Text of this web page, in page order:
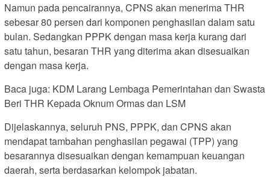
Namun pada pencairannya, CPNS akan menerima THR
sebesar 80 persen dari komponen penghasilan dalam satu
bulan. Sedangkan PPPK dengan masa kerja kurang dari
satu tahun, besaran THR yang diterima akan disesuaikan
dengan masa kerja.
Baca juga: KDM Larang Lembaga Pemerintahan dan Swasta
Beri THR Kepada Oknum Ormas dan LSM
Dijelaskannya, seluruh PNS, PPPK, dan CPNS akan
mendapat tambahan penghasilan pegawai (TPP) yang
besarannya disesuaikan dengan kemampuan keuangan
daerah, serta berdasarkan kelompok jabatan.